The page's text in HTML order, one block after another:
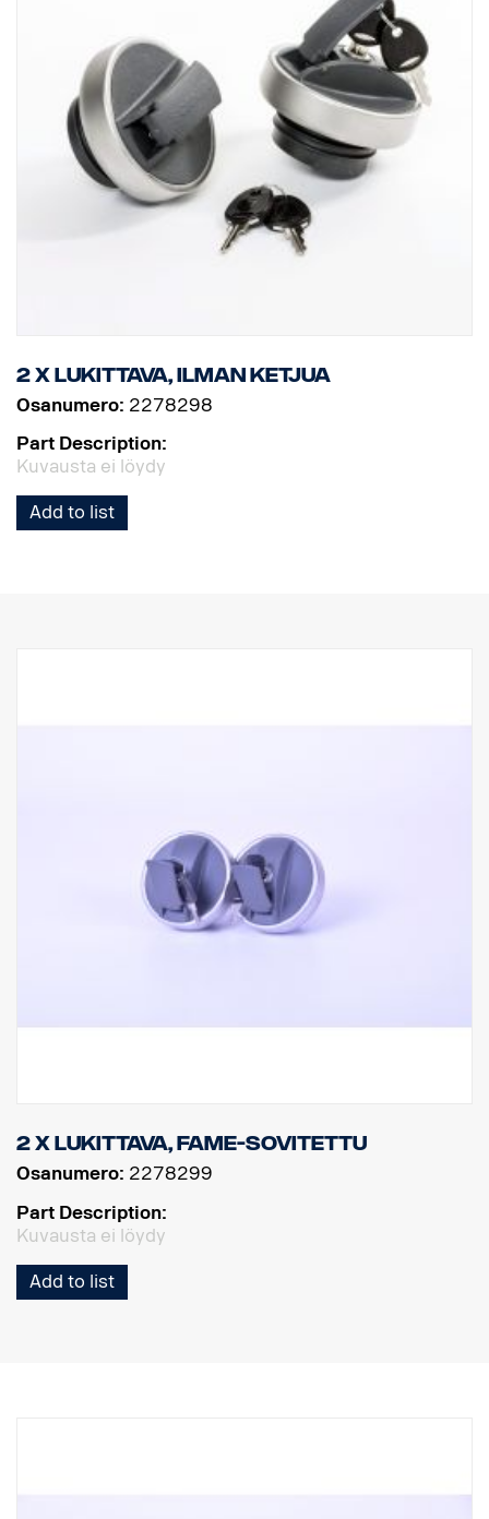
2 x lukittava, ilman ketjua
Osanumero: 2278298
Part Description:
Kuvausta ei löydy
Add to list
2 x lukittava, FAME-sovitettu
Osanumero: 2278299
Part Description:
Kuvausta ei löydy
Add to list